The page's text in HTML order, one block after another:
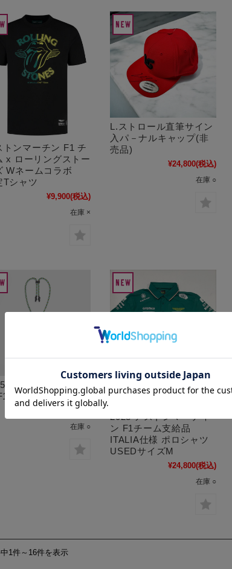
トンマーチン F1 チ
x ローリングストー
Wネームコラボ
Tシャツ
¥9,900(税込)
在庫 ×
L.ストロール直筆サイン
入パ－ナルキャップ(非
売品)
¥24,800(税込)
在庫 ○
アストンマーティ
チーム ランヤード
(税込)
在庫 ○
2023 アストンマーティ
ン F1チーム支給品
ITALIA仕様 ポロシャツ
USEDサイズM
¥24,800(税込)
在庫 ○
1件～16件を表示